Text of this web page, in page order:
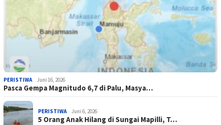
PERISTIWA Juni 16, 2026
Pasca Gempa Magnitudo 6,7 di Palu, Masya…
PERISTIWA Juni 6, 2026
5 Orang Anak Hilang di Sungai Mapilli, T…